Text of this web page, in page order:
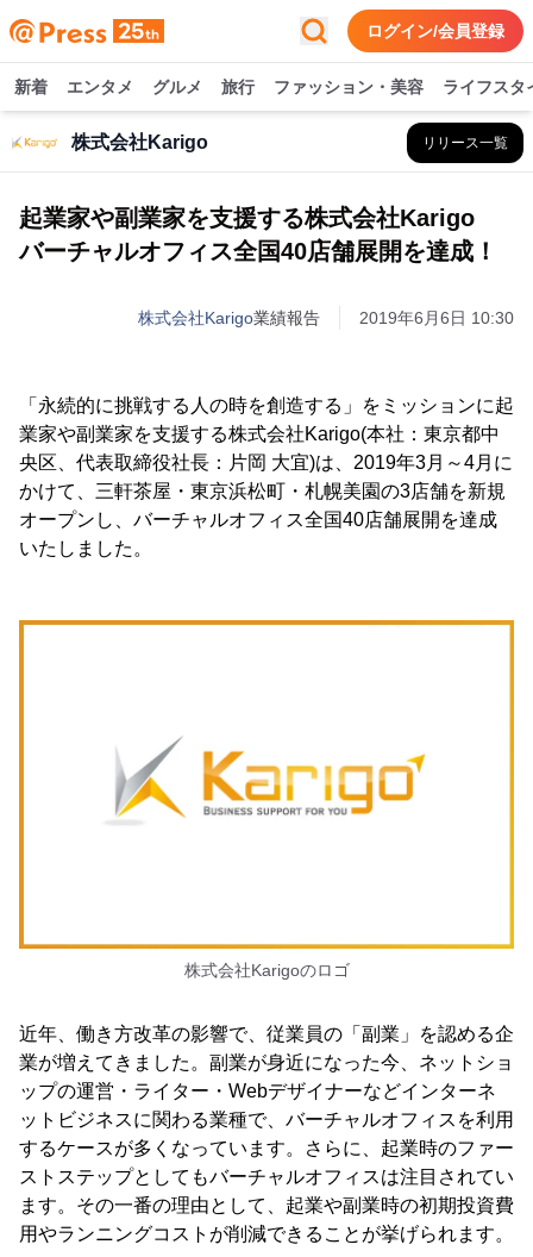
ログイン/会員登録
新着 エンタメ グルメ 旅行 ファッション・美容 ライフスタ
株式会社Karigo リリース一覧
起業家や副業家を支援する株式会社Karigo
バーチャルオフィス全国40店舗展開を達成！
株式会社Karigo業績報告 2019年6月6日 10:30
「永続的に挑戦する人の時を創造する」をミッションに起
業家や副業家を支援する株式会社Karigo(本社：東京都中
央区、代表取締役社長：片岡 大宜)は、2019年3月～4月に
かけて、三軒茶屋・東京浜松町・札幌美園の3店舗を新規
オープンし、バーチャルオフィス全国40店舗展開を達成
いたしました。
株式会社Karigoのロゴ
近年、働き方改革の影響で、従業員の「副業」を認める企
業が増えてきました。副業が身近になった今、ネットショ
ップの運営・ライター・Webデザイナーなどインターネ
ットビジネスに関わる業種で、バーチャルオフィスを利用
するケースが多くなっています。さらに、起業時のファー
ストステップとしてもバーチャルオフィスは注目されてい
ます。その一番の理由として、起業や副業時の初期投資費
用やランニングコストが削減できることが挙げられます。